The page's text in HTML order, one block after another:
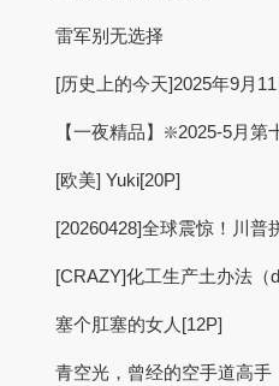
雷军别无选择
[历史上的今天]2025年9月
【一夜精品】❇️2025-5月
[欧美] Yuki[20P]
[20260428]全球震惊！川普
[CRAZY]化工生产土办法（
塞个肛塞的女人[12P]
青空光，曾经的空手道高